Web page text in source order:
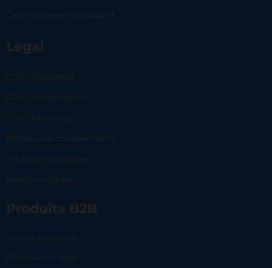
Carlo Business | Dashboard
Légal
CGU | Utilisateurs
CGV | Commerçants
CGU Lemonway
Politique de confidentialité
Politique des cookies
Mentions légales
Produits B2B
Lien de paiement
Checkout en ligne